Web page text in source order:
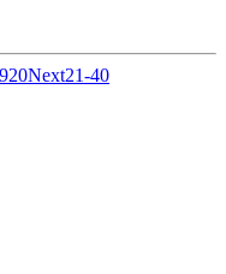
20Next21-40